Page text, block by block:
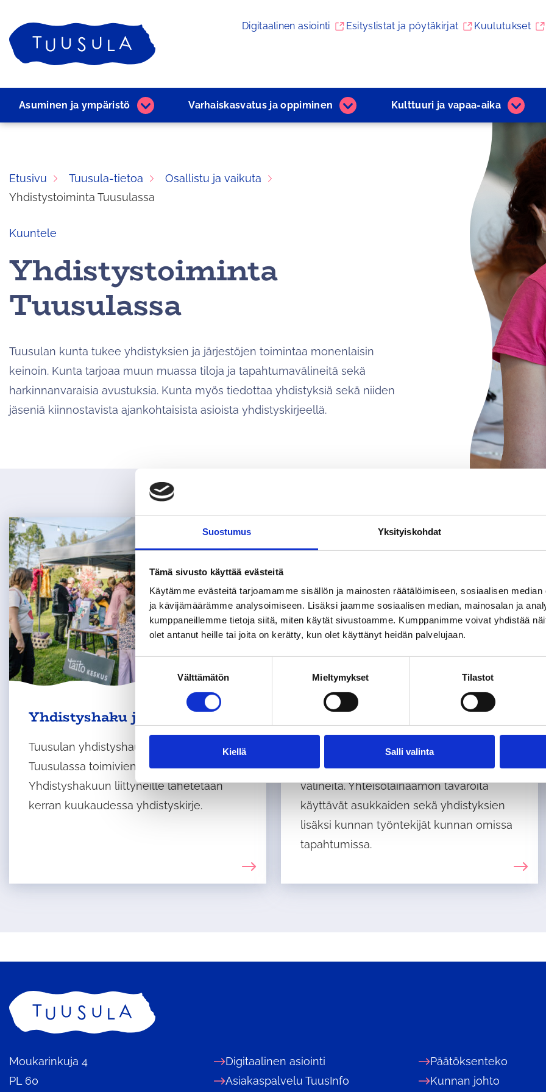
Suostumus Yksityiskohdat
Tämä sivusto käyttää evästeitä
Käytämme evästeitä tarjoamamme sisällön ja mainosten räätälöimiseen, sosiaalisen
ja kävijämäärämme analysoimiseen. Lisäksi jaamme sosiaalisen median, mainosalan ja
kumppaneillemme tietoja siitä, miten käytät sivustoamme. Kumppanimme voivat yhdistää
olet antanut heille tai joita on kerätty, kun olet käyttänyt heidän palvelujaan.
t
m
u
k
e
i
Välttämätön Mieltymykset Tilastot
Kiellä Salli valinta
sisältöön
Etusivu Digitaalinen asiointi Esityslistat ja pöytäkirjat Kuulutukset
Asuminen ja ­ympäristö
Asuminen
ja
Varhaiskasvatus ja ­oppiminen
Varhaiskasvatus
ja
Kulttuuri ja ­vapaa-aika
ja
aika
alasivut
Etusivu Tuusula-tietoa
Osallistu ja vaikuta
Yhdistystoiminta Tuusulassa
Kuuntele
Yhdistystoiminta
Tuusulassa
Tuusulan kunta tukee yhdistyksien ja järjestöjen toimintaa monenlaisin
keinoin. Kunta tarjoaa muun muassa tiloja ja tapahtumavälineitä sekä
harkinnanvaraisia avustuksia. Kunta myös tiedottaa yhdistyksiä sekä niiden
jäseniä kiinnostavista ajankohtaisista asioista yhdistyskirjeellä.
Yhdistyshaku ja yhdistyskirje
Tuusulan yhdistyshausta löydät kootusti
Tuusulassa toimivien yhdistyksien tiedot.
Yhdistyshakuun liittyneille lähetetään
kerran kuukaudessa yhdistyskirje.
Yhteisölainaamo
Asukkaat, yhteisöt ja yhdistykset voivat
lainata maksutta tapahtumiin tarvittavia
välineitä. Yhteisölainaamon tavaroita
käyttävät asukkaiden sekä yhdistyksien
lisäksi kunnan työntekijät kunnan omissa
tapahtumissa.
Etusivu
Moukarinkuja 4
PL 60
Digitaalinen asiointi
Asiakaspalvelu TuusInfo
Päätöksenteko
Kunnan johto